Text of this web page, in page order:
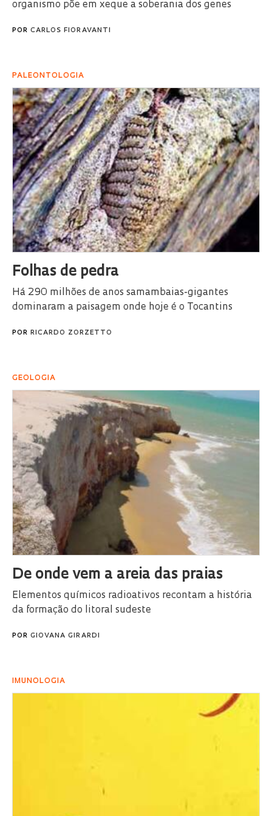
organismo põe em xeque a soberania dos genes
POR CARLOS FIORAVANTI
PALEONTOLOGIA
Folhas de pedra
Há 290 milhões de anos samambaias-gigantes
dominaram a paisagem onde hoje é o Tocantins
POR RICARDO ZORZETTO
GEOLOGIA
De onde vem a areia das praias
Elementos químicos radioativos recontam a história
da formação do litoral sudeste
POR GIOVANA GIRARDI
IMUNOLOGIA